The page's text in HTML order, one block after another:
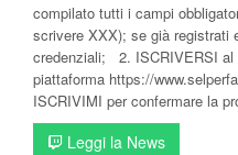
compilato tutti i campi
scrivere XXX); se già registrati
credenziali; 2. ISCRIVERSI al
piattaforma https://
ISCRIVIMI per confermare la
Leggi la News